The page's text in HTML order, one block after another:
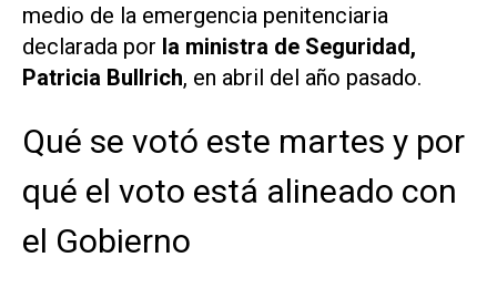
medio de la emergencia penitenciaria
declarada por la ministra de Seguridad,
Patricia Bullrich, en abril del año pasado.
Qué se votó este martes y por
qué el voto está alineado con
el Gobierno